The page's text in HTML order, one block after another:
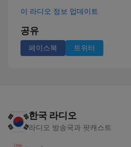
이 라디오 정보 업데이트
공유
페이스북 트위터
한국 라디오
라디오 방송국과 팟캐스트